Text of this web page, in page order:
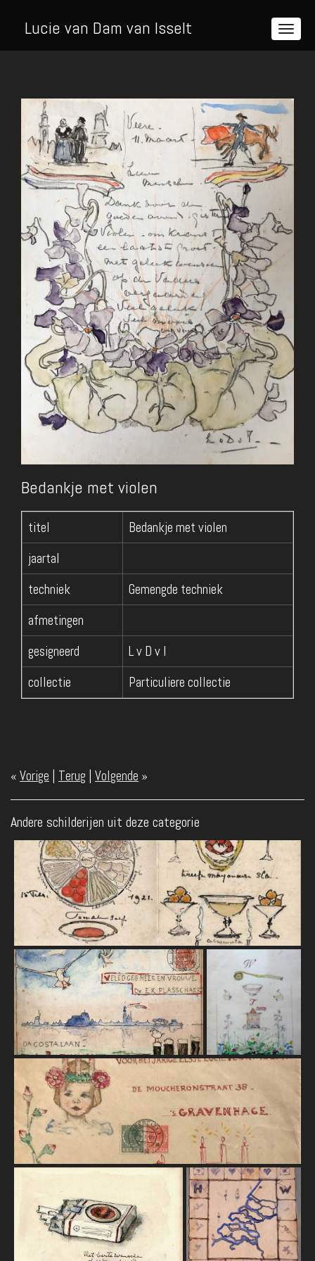
Lucie van Dam van Isselt
Bedankje met violen
titel
Bedankje met violen
jaartal
techniek
Gemengde techniek
afmetingen
gesigneerd
L v D v I
collectie
Particuliere collectie
« Vorige | Terug | Volgende »
Andere schilderijen uit deze categorie